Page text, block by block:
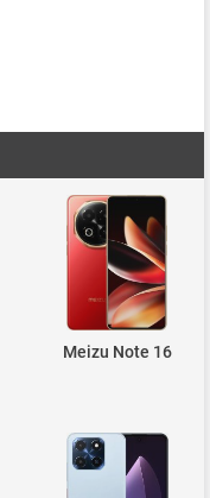
Meizu Note 16